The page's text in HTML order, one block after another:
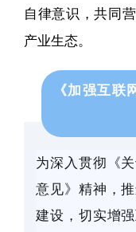
自律意识，共同
产业生态。
《加强互联
为深入贯彻《
意见》精神，
建设，切实增